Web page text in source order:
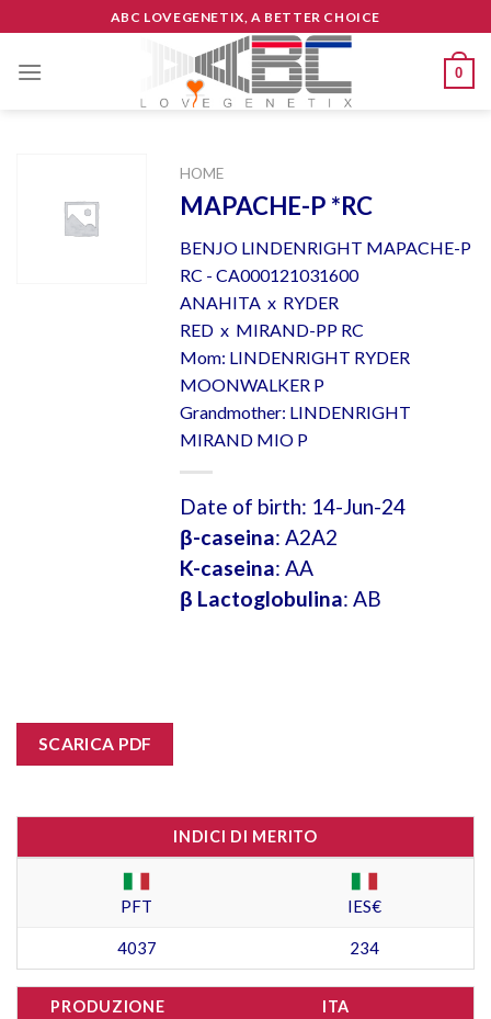
to
content
ABC LOVEGENETIX, A BETTER CHOICE
0
HOME
MAPACHE-P *RC
BENJO LINDENRIGHT MAPACHE-P
RC - CA000121031600
ANAHITA x RYDER
RED x MIRAND-PP RC
Mom: LINDENRIGHT RYDER
MOONWALKER P
Grandmother: LINDENRIGHT
MIRAND MIO P
Date of birth: 14-Jun-24
β-caseina: A2A2
K-caseina: AA
β Lactoglobulina: AB
SCARICA PDF
INDICI DI MERITO
PFT IES€
4037 234
PRODUZIONE ITA